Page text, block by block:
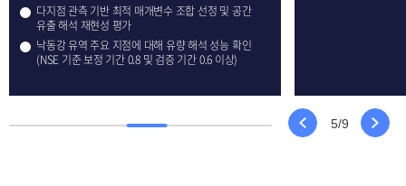
다지점 관측 기반 최적 매개변수 조합 선정 및 공간
유출 해석 재현성 평가
낙동강 유역 주요 지점에 대해 유량 해석 성능 확인
(NSE 기준 보정 기간 0.8 및 검증 기간 0.6 이상)
5/9